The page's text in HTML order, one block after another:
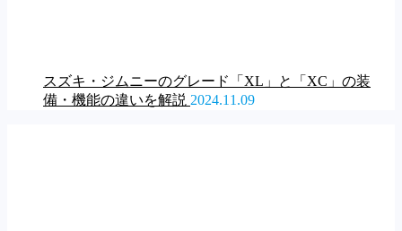
スズキ・ジムニーのグレード「XL」と「XC」の装
備・機能の違いを解説 2024.11.09